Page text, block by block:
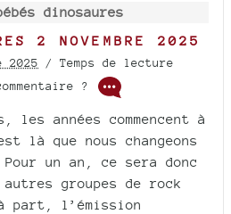
dinosaures
2 NOVEMBRE 2025
2025 / Temps de lecture
?
les années commencent à
là que nous changeons
un an, ce sera donc
groupes de rock
part, l’émission